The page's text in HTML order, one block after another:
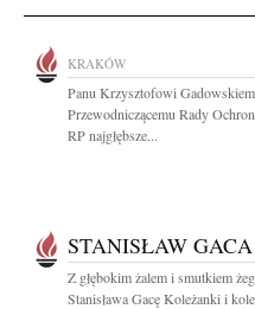
KRAKÓW
Panu Krzysztofowi
Przewodniczącemu Rady
RP najgłębsze...
STANISŁAW GACA
Z głębokim żalem i smutkiem
Stanisława Gacę Koleżanki i